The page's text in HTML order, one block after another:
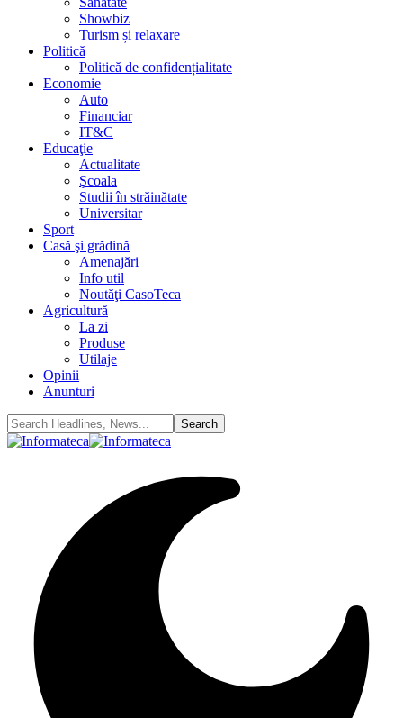
Showbiz
Turism și relaxare
Politică
Politică de confidențialitate
Economie
Auto
Financiar
IT&C
Educaţie
Actualitate
Şcoala
Studii în străinătate
Universitar
Sport
Casă şi grădină
Amenajări
Info util
Noutăţi CasoTeca
Agricultură
La zi
Produse
Utilaje
Opinii
Anunturi